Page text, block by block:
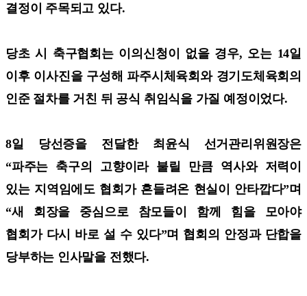
결정이 주목되고 있다.
당초 시 축구협회는 이의신청이 없을 경우, 오는 14일
이후 이사진을 구성해 파주시체육회와 경기도체육회의
인준 절차를 거친 뒤 공식 취임식을 가질 예정이었다.
8일 당선증을 전달한 최윤식 선거관리위원장은
“파주는 축구의 고향이라 불릴 만큼 역사와 저력이
있는 지역임에도 협회가 흔들려온 현실이 안타깝다”며
“새 회장을 중심으로 참모들이 함께 힘을 모아야
협회가 다시 바로 설 수 있다”며 협회의 안정과 단합을
당부하는 인사말을 전했다.